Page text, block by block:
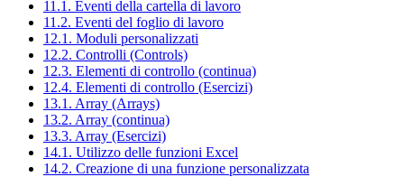
11.1. Eventi della cartella di lavoro
11.2. Eventi del foglio di lavoro
12.1. Moduli personalizzati
12.2. Controlli (Controls)
12.3. Elementi di controllo (continua)
12.4. Elementi di controllo (Esercizi)
13.1. Array (Arrays)
13.2. Array (continua)
13.3. Array (Esercizi)
14.1. Utilizzo delle funzioni Excel
14.2. Creazione di una funzione personalizzata